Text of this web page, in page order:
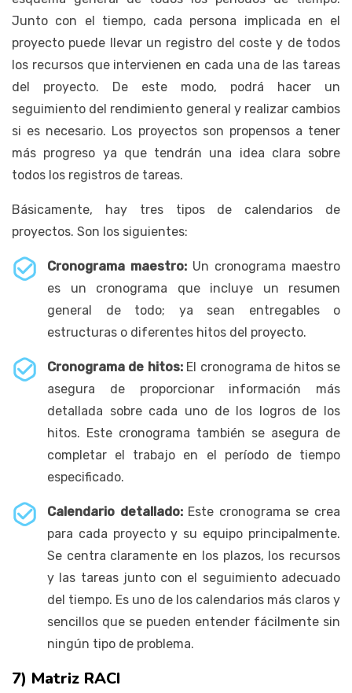
Junto con el tiempo, cada persona implicada en el
proyecto puede llevar un registro del coste y de todos
los recursos que intervienen en cada una de las tareas
del proyecto. De este modo, podrá hacer un
seguimiento del rendimiento general y realizar cambios
si es necesario. Los proyectos son propensos a tener
más progreso ya que tendrán una idea clara sobre
todos los registros de tareas.
Básicamente, hay tres tipos de calendarios de
proyectos. Son los siguientes:
Cronograma maestro: Un cronograma maestro
es un cronograma que incluye un resumen
general de todo; ya sean entregables o
estructuras o diferentes hitos del proyecto.
Cronograma de hitos:El cronograma de hitos se
asegura de proporcionar información más
detallada sobre cada uno de los logros de los
hitos. Este cronograma también se asegura de
completar el trabajo en el período de tiempo
especificado.
Calendario detallado:Este cronograma se crea
para cada proyecto y su equipo principalmente.
Se centra claramente en los plazos, los recursos
y las tareas junto con el seguimiento adecuado
del tiempo. Es uno de los calendarios más claros y
sencillos que se pueden entender fácilmente sin
ningún tipo de problema.
7) Matriz RACI